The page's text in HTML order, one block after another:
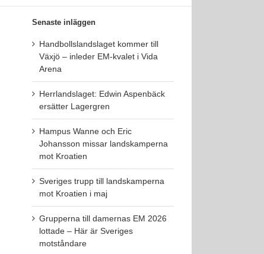
Senaste inläggen
Handbollslandslaget kommer till
Växjö – inleder EM-kvalet i Vida
Arena
Herrlandslaget: Edwin Aspenbäck
ersätter Lagergren
Hampus Wanne och Eric
Johansson missar landskamperna
mot Kroatien
Sveriges trupp till landskamperna
mot Kroatien i maj
Grupperna till damernas EM 2026
lottade – Här är Sveriges
motståndare